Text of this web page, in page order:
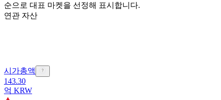
순으로 대표 마켓을 선정해 표시합니다.
연관 자산
시가총액
143.30
억 KRW